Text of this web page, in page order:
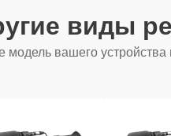
виды
модель вашего устройства